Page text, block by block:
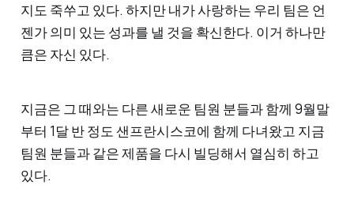
지도 죽쑤고 있다. 하지만 내가 사랑하는 우리 팀은 언
젠가 의미 있는 성과를 낼 것을 확신한다. 이거 하나만
큼은 자신 있다.
지금은 그 때와는 다른 새로운 팀원 분들과 함께 9월말
부터 1달 반 정도 샌프란시스코에 함께 다녀왔고 지금
팀원 분들과 같은 제품을 다시 빌딩해서 열심히 하고
있다.